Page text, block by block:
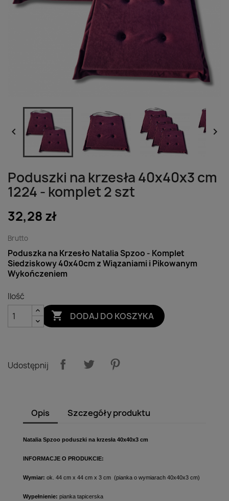
 
Poduszki na krzesła 40x40x3 cm
1224 - komplet 2 szt
32,28 zł
Brutto
Poduszka na Krzesło Natalia Spzoo - Komplet
Siedziskowy 40x40cm z Wiązaniami i Pikowanym
Wykończeniem
Ilość
 DODAJ DO KOSZYKA
Udostępnij
Opis Szczegóły produktu
Natalia Spzoo poduszki na krzesła 40x40x3 cm
INFORMACJE O PRODUKCIE:
Wymiar: ok. 44 cm x 44 cm x 3 cm (pianka o wymiarach 40x40x3 cm)
Wypełnienie: pianka tapicerska